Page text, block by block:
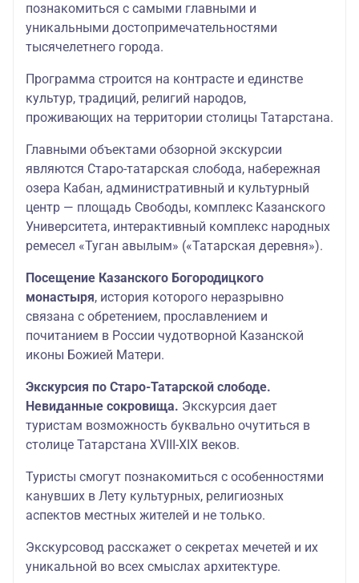
познакомиться с самыми главными и
уникальными достопримечательностями
тысячелетнего города.
Программа строится на контрасте и единстве
культур, традиций, религий народов,
проживающих на территории столицы Татарстана.
Главными объектами обзорной экскурсии
являются Старо-татарская слобода, набережная
озера Кабан, административный и культурный
центр — площадь Свободы, комплекс Казанского
Университета, интерактивный комплекс народных
ремесел «Туган авылым» («Татарская деревня»).
Посещение Казанского Богородицкого
монастыря, история которого неразрывно
связана с обретением, прославлением и
почитанием в России чудотворной Казанской
иконы Божией Матери.
Экскурсия по Старо-Татарской слободе.
Невиданные сокровища. Экскурсия дает
туристам возможность буквально очутиться в
столице Татарстана XVIII-XIX веков.
Туристы смогут познакомиться с особенностями
канувших в Лету культурных, религиозных
аспектов местных жителей и не только.
Экскурсовод расскажет о секретах мечетей и их
уникальной во всех смыслах архитектуре.